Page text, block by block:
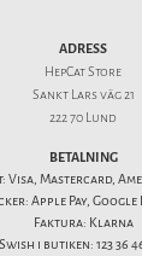
ADRESS
HepCat Store
Sankt Lars väg 21
222 70 Lund
BETALNING
Visa, Mastercard,
Apple Pay, Google
Faktura: Klarna
Swish i butiken: 123 36